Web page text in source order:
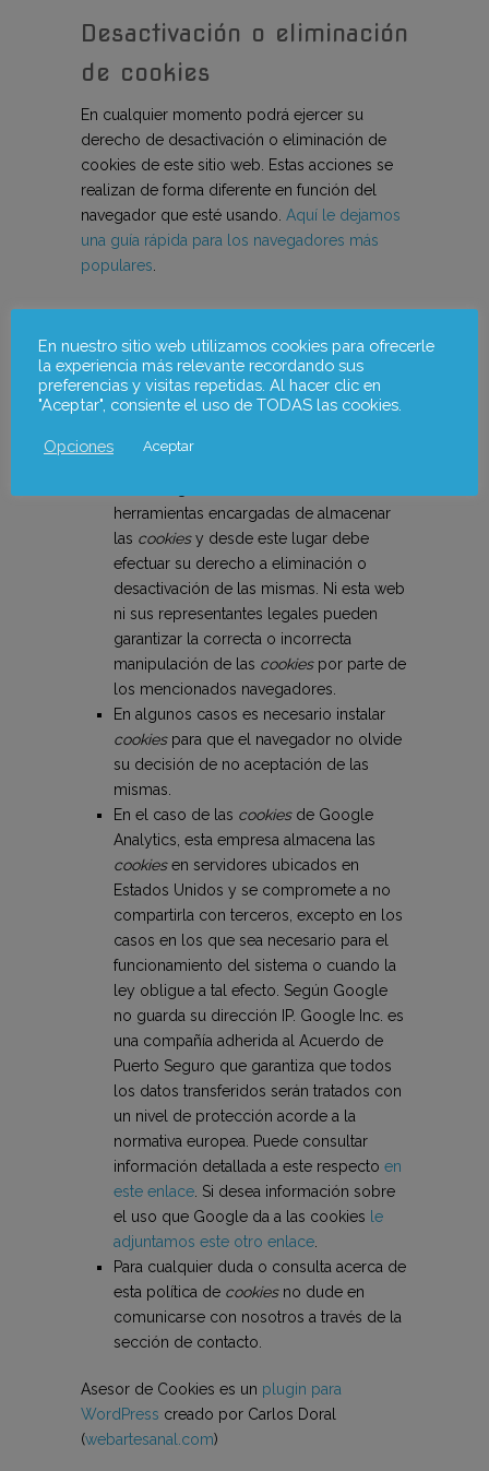
Desactivación o eliminación
de cookies
En cualquier momento podrá ejercer su
derecho de desactivación o eliminación de
cookies de este sitio web. Estas acciones se
realizan de forma diferente en función del
navegador que esté usando. Aquí le dejamos
una guía rápida para los navegadores más
populares
Ni esta web ni sus representantes legales
se hacen responsables ni del contenido
ni de la veracidad de las políticas de
privacidad que puedan tener los terceros
herramientas encargadas de almacenar
las cookiesy desde este lugar debe
efectuar su derecho a eliminación o
desactivación de las mismas. Ni esta web
ni sus representantes legales pueden
garantizar la correcta o incorrecta
manipulación de las cookiespor parte de
los mencionados navegadores.
En algunos casos es necesario instalar
cookiespara que el navegador no olvide
su decisión de no aceptación de las
mismas.
En el caso de las cookiesde Google
Analytics, esta empresa almacena las
cookiesen servidores ubicados en
Estados Unidos y se compromete a no
compartirla con terceros, excepto en los
casos en los que sea necesario para el
funcionamiento del sistema o cuando la
ley obligue a tal efecto. Según Google
no guarda su dirección IP. Google Inc. es
una compañía adherida al Acuerdo de
Puerto Seguro que garantiza que todos
los datos transferidos serán tratados con
un nivel de protección acorde a la
normativa europea. Puede consultar
información detallada a este respecto en
este enlace . Si desea información sobre
el uso que Google da a las cookies le
adjuntamos este otro enlace
Para cualquier duda o consulta acerca de
esta política de cookiesno dude en
comunicarse con nosotros a través de la
sección de contacto.
Asesor de Cookies es un plugin para
WordPress creado por Carlos Doral
(webartesanal.com)
En nuestro sitio web utilizamos cookies para ofrecerle
la experiencia más relevante recordando sus
preferencias y visitas repetidas. Al hacer clic en
"Aceptar", consiente el uso de TODAS las cookies.
Opciones Aceptar